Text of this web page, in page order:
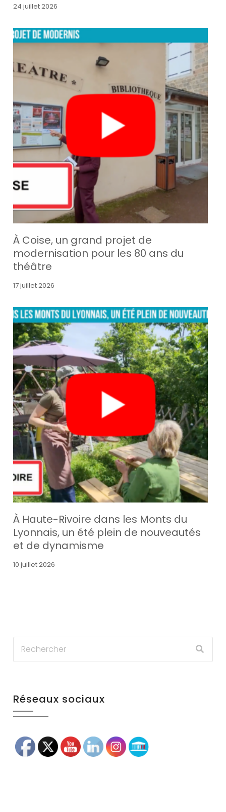
24 juillet 2026
À Coise, un grand projet de
modernisation pour les 80 ans du
théâtre
17 juillet 2026
À Haute-Rivoire dans les Monts du
Lyonnais, un été plein de nouveautés
et de dynamisme
10 juillet 2026
Réseaux sociaux